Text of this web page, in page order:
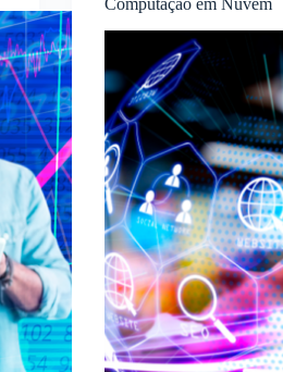
Computação em Nuvem